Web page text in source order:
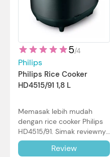
5/4
Philips
Philips Rice Cooker
HD4515/91 1,8 L
Memasak lebih mudah
dengan rice cooker Philips
HD4515/91. Simak reviewnya
di sini.
Review